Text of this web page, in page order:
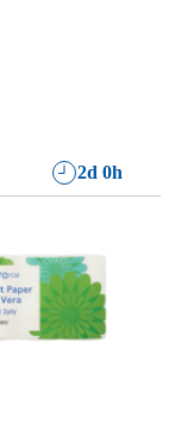
2d 0h